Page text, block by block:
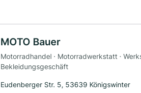
MOTO Bauer
Motorradhandel · Motorradwerkstatt ·
Bekleidungsgeschäft
Eudenberger Str. 5, 53639 Königswinter